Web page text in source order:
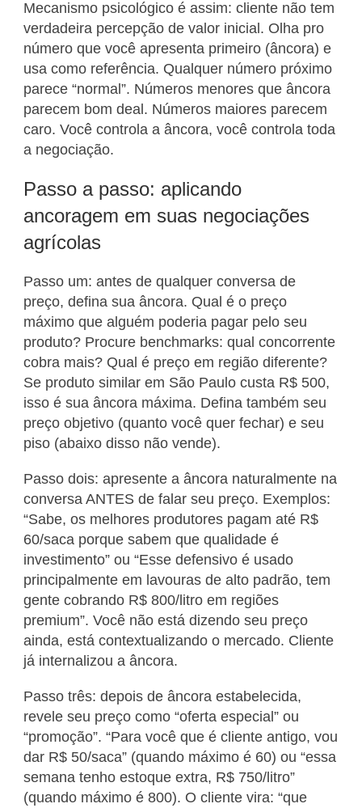
Mecanismo psicológico é assim: cliente não tem
verdadeira percepção de valor inicial. Olha pro
número que você apresenta primeiro (âncora) e
usa como referência. Qualquer número próximo
parece “normal”. Números menores que âncora
parecem bom deal. Números maiores parecem
caro. Você controla a âncora, você controla toda
a negociação.
Passo a passo: aplicando
ancoragem em suas negociações
agrícolas
Passo um: antes de qualquer conversa de
preço, defina sua âncora. Qual é o preço
máximo que alguém poderia pagar pelo seu
produto? Procure benchmarks: qual concorrente
cobra mais? Qual é preço em região diferente?
Se produto similar em São Paulo custa R$ 500,
isso é sua âncora máxima. Defina também seu
preço objetivo (quanto você quer fechar) e seu
piso (abaixo disso não vende).
Passo dois: apresente a âncora naturalmente na
conversa ANTES de falar seu preço. Exemplos:
“Sabe, os melhores produtores pagam até R$
60/saca porque sabem que qualidade é
investimento” ou “Esse defensivo é usado
principalmente em lavouras de alto padrão, tem
gente cobrando R$ 800/litro em regiões
premium”. Você não está dizendo seu preço
ainda, está contextualizando o mercado. Cliente
já internalizou a âncora.
Passo três: depois de âncora estabelecida,
revele seu preço como “oferta especial” ou
“promoção”. “Para você que é cliente antigo, vou
dar R$ 50/saca” (quando máximo é 60) ou “essa
semana tenho estoque extra, R$ 750/litro”
(quando máximo é 800). O cliente vira: “que